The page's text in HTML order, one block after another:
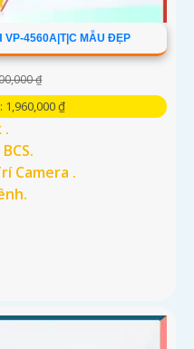
VP-4560A|T|C MẪU ĐẸP
₫
1,960,000 ₫
.
Camera .